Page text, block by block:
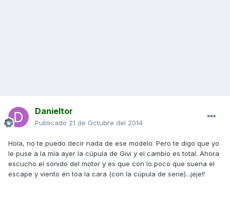
Danieltor
Publicado 21 de Octubre del 2014
Hola, no te puedo decir nada de ese modelo. Pero te digo que yo
le puse a la mía ayer la cúpula de Givi y el cambio es total. Ahora
escucho el sonido del motor y es que con lo poco que suena el
escape y viento en toa la cara (con la cúpula de serie)...jeje!!